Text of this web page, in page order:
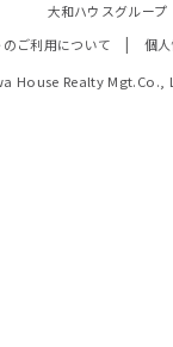
大和ハウスグループ
ご利用について
個
House Realty Mgt.Co.,